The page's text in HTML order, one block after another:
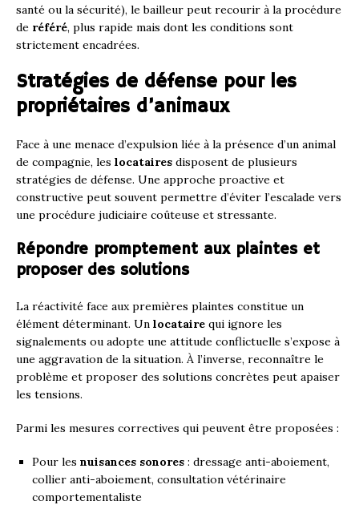
santé ou la sécurité), le bailleur peut recourir à la procédure
de référé, plus rapide mais dont les conditions sont
strictement encadrées.
Stratégies de défense pour les
propriétaires d’animaux
Face à une menace d’expulsion liée à la présence d’un animal
de compagnie, les locataires disposent de plusieurs
stratégies de défense. Une approche proactive et
constructive peut souvent permettre d’éviter l’escalade vers
une procédure judiciaire coûteuse et stressante.
Répondre promptement aux plaintes et
proposer des solutions
La réactivité face aux premières plaintes constitue un
élément déterminant. Un locataire qui ignore les
signalements ou adopte une attitude conflictuelle s’expose à
une aggravation de la situation. À l’inverse, reconnaître le
problème et proposer des solutions concrètes peut apaiser
les tensions.
Parmi les mesures correctives qui peuvent être proposées :
Pour les nuisances sonores : dressage anti-aboiement,
collier anti-aboiement, consultation vétérinaire
comportementaliste